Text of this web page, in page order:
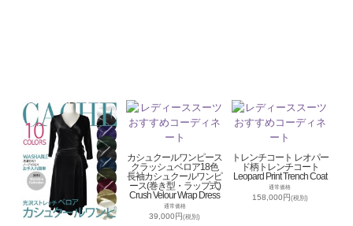
カシュクールワンピース
クラッシュベロア18色
長袖カシュクールワンピ
ース(巻き型・ラップ式)
Crush Velour Wrap Dress
通常価格
39,000円(税別)
トレンチコート レオパー
ド柄トレンチコート
Leopard Print Trench Coat
通常価格
158,000円(税別)